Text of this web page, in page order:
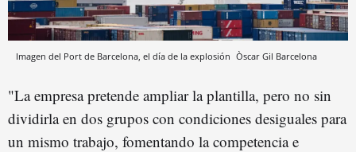
Imagen del Port de Barcelona, el día de la explosión Òscar Gil Barcelona
"La empresa pretende ampliar la plantilla, pero no sin
dividirla en dos grupos con condiciones desiguales para
un mismo trabajo, fomentando la competencia e